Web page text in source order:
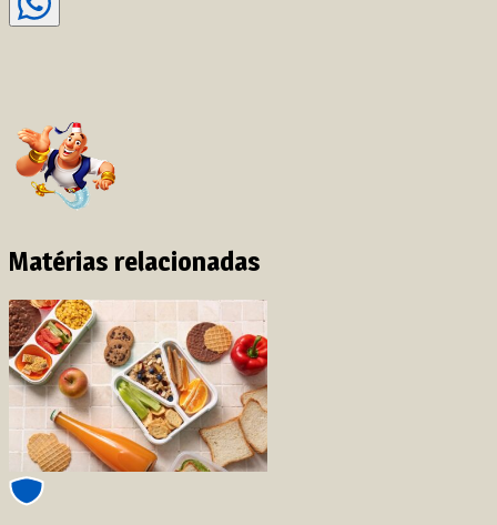
Matérias relacionadas